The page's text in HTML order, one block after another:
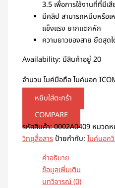
3.5 เพื่อการใช้งานที่ที่มีเ
มีคลิป สามารถหนีบหรือเ
แข็งแรง ยากแตกหัก
ความยาวของสาย ยืดสุด
Availability: มีสินค้าอยู่ 20
จำนวน ไมค์มือถือ ไมค์นอก
หยิบใส่ตะกร้า
COMPARE
รหัสสินค้า:0002A0409 หมวด
วิทยุสื่อสาร ป้ายกำกับ:ไมค์นอก
คำอธิบาย
ข้อมูลเพิ่มเติม
บทวิจารณ์ (0)